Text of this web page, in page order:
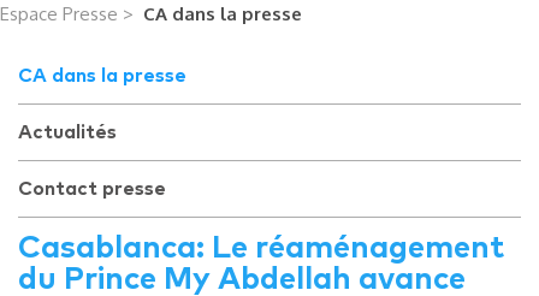
Espace Presse > CA dans la presse
CA dans la presse
Actualités
Contact presse
Casablanca: Le réaménagement
du Prince My Abdellah avance